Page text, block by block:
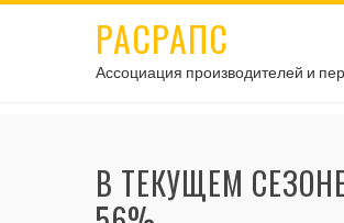
РАСРАПС
Ассоциация производителей и
В ТЕКУЩЕМ